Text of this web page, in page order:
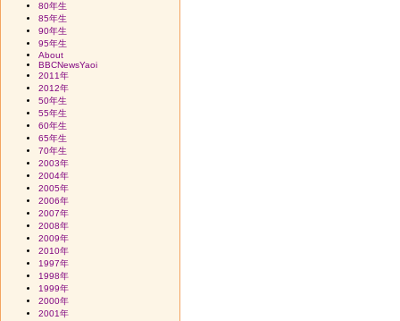
80年生
85年生
90年生
95年生
About
BBCNewsYaoi
2011年
2012年
50年生
55年生
60年生
65年生
70年生
2003年
2004年
2005年
2006年
2007年
2008年
2009年
2010年
1997年
1998年
1999年
2000年
2001年